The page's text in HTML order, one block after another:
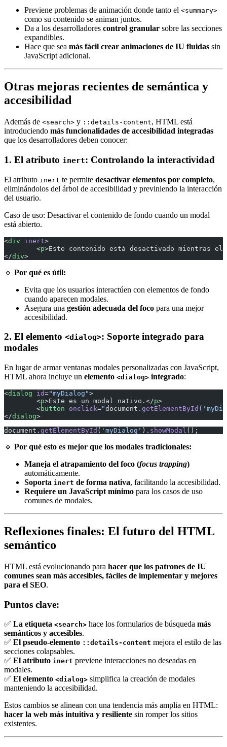
Previene problemas de animación donde tanto el <summary>
como su contenido se animan juntos.
Da a los desarrolladores control granular sobre las secciones
expandibles.
Hace que sea más fácil crear animaciones de IU fluidas sin
JavaScript adicional.
Otras mejoras recientes de semántica y
accesibilidad
Además de <search> y ::details-content, HTML está
introduciendo más funcionalidades de accesibilidad integradas
que los desarrolladores deben conocer:
1. El atributo inert: Controlando la interactividad
El atributo inert te permite desactivar elementos por completo,
eliminándolos del árbol de accesibilidad y previniendo la interacción
del usuario.
Caso de uso: Desactivar el contenido de fondo cuando un modal
está abierto.
<div inert>
	<
p>Este contenido está desactivado mientras
</div>
🔹 Por qué es útil:
Evita que los usuarios interactúen con elementos de fondo
cuando aparecen modales.
Asegura una gestión adecuada del foco para una mejor
accesibilidad.
2. El elemento <dialog>: Soporte integrado para
modales
En lugar de armar ventanas modales personalizadas con JavaScript,
HTML ahora incluye un elemento <dialog> integrado:
<dialog id="myDialog">
	<
p>Este es un modal nativo.</p>
	<
button onclick="document . getElementById
</dialog>
document. getElementById ( 'myDialog' ). showModal ();
🔹 Por qué esto es mejor que los modales tradicionales:
Maneja el atrapamiento del foco (focus trapping)
automáticamente.
Soporta inert de forma nativa, facilitando la accesibilidad.
Requiere un JavaScript mínimo para los casos de uso
comunes de modales.
Reflexiones finales: El futuro del HTML
semántico
HTML está evolucionando para hacer que los patrones de IU
comunes sean más accesibles, fáciles de implementar y mejores
para el SEO.
Puntos clave:
✅ La etiqueta <search> hace los formularios de búsqueda más
semánticos y accesibles.
✅ El pseudo-elemento ::details-content mejora el estilo de las
secciones colapsables.
✅ El atributo inert previene interacciones no deseadas en
modales.
✅ El elemento <dialog> simplifica la creación de modales
manteniendo la accesibilidad.
Estos cambios se alinean con una tendencia más amplia en HTML:
hacer la web más intuitiva y resiliente sin romper los sitios
existentes.